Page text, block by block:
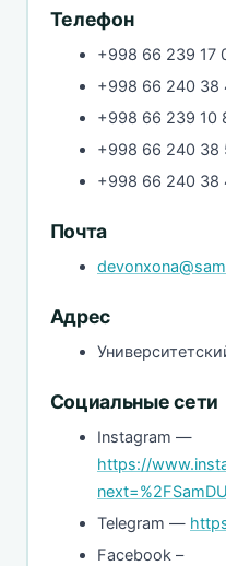
Телефон
+998 66 239 17
+998 66 240 38
+998 66 239 10
+998 66 240 38
+998 66 240 38
Почта
Адрес
Социальные сети
Instagram —
https://
Telegram —
Facebook –